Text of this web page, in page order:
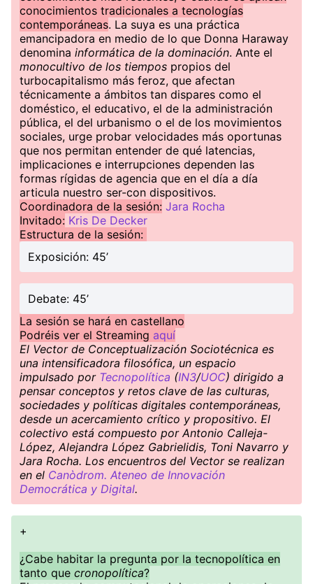
conocimientos tradicionales a tecnologías
contemporáneas. La suya es una práctica
emancipadora en medio de lo que Donna Haraway
denomina informática de la dominación. Ante el
monocultivo de los tiempos propios del
turbocapitalismo más feroz, que afectan
técnicamente a ámbitos tan dispares como el
doméstico, el educativo, el de la administración
pública, el del urbanismo o el de los movimientos
sociales, urge probar velocidades más oportunas
que nos permitan entender de qué latencias,
implicaciones e interrupciones dependen las
formas rígidas de agencia que en el día a día
articula nuestro ser-con dispositivos.
Coordinadora de la sesión: Jara Rocha
Invitado: Kris De Decker
Estructura de la sesión:
Exposición: 45’
Debate: 45’
La sesión se hará en castellano
Podréis ver el Streaming aquí
El Vector de Conceptualización Sociotécnica es
una intensificadora filosófica, un espacio
impulsado por Tecnopolítica (IN3/UOC) dirigido a
pensar conceptos y retos clave de las culturas,
sociedades y políticas digitales contemporáneas,
desde un acercamiento crítico y propositivo. El
colectivo está compuesto por Antonio Calleja-
López, Alejandra López Gabrielidis, Toni Navarro y
Jara Rocha. Los encuentros del Vector se realizan
en el Canòdrom. Ateneo de Innovación
Democrática y Digital.
+
¿Cabe habitar la pregunta por la tecnopolítica en
tanto que cronopolítica?